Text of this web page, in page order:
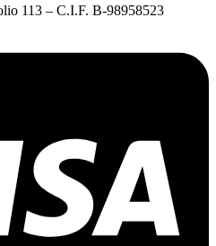
113 – C.I.F. B-98958523